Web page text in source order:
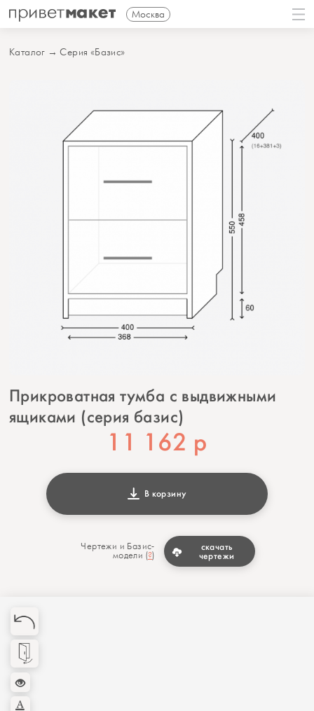
Москва
Каталог →Серия «Базис»
Прикроватная тумба с выдвижными
ящиками (серия базис)
11 162 р
В корзину
Чертежи и Базис-
модели (?)
скачать
чертежи